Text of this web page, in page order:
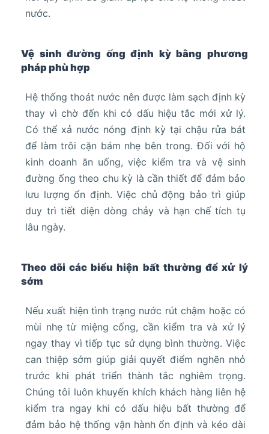
nước.
Vệ sinh đường ống định kỳ bằng phương
pháp phù hợp
Hệ thống thoát nước nên được làm sạch định kỳ
thay vì chờ đến khi có dấu hiệu tắc mới xử lý.
Có thể xả nước nóng định kỳ tại chậu rửa bát
để làm trôi cặn bám nhẹ bên trong. Đối với hộ
kinh doanh ăn uống, việc kiểm tra và vệ sinh
đường ống theo chu kỳ là cần thiết để đảm bảo
lưu lượng ổn định. Việc chủ động bảo trì giúp
duy trì tiết diện dòng chảy và hạn chế tích tụ
lâu ngày.
Theo dõi các biểu hiện bất thường để xử lý
sớm
Nếu xuất hiện tình trạng nước rút chậm hoặc có
mùi nhẹ từ miệng cống, cần kiểm tra và xử lý
ngay thay vì tiếp tục sử dụng bình thường. Việc
can thiệp sớm giúp giải quyết điểm nghẽn nhỏ
trước khi phát triển thành tắc nghiêm trọng.
Chúng tôi luôn khuyến khích khách hàng liên hệ
kiểm tra ngay khi có dấu hiệu bất thường để
đảm bảo hệ thống vận hành ổn định và kéo dài